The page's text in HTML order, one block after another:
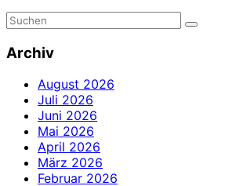
Archiv
August 2026
Juli 2026
Juni 2026
Mai 2026
April 2026
März 2026
Februar 2026